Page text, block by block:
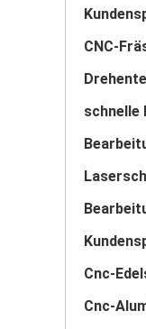
CNC-
Cnc-
Cnc-